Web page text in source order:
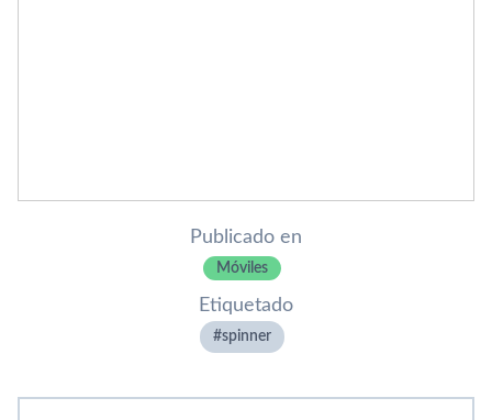
Publicado en
Móviles
Etiquetado
spinner